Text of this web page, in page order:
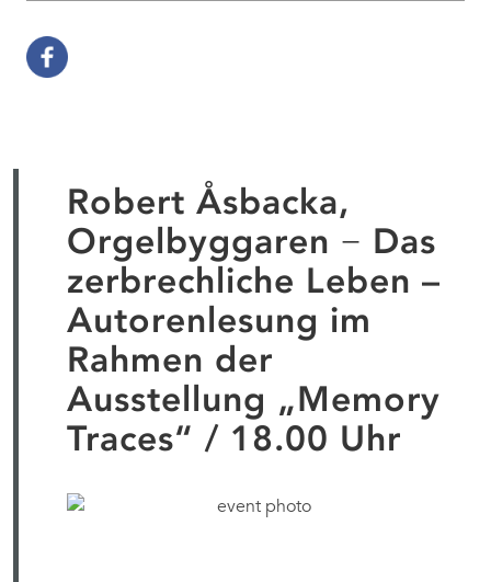
Robert Åsbacka,
Orgelbyggaren − Das
zerbrechliche Leben –
Autorenlesung im
Rahmen der
Ausstellung „Memory
Traces“ / 18.00 Uhr